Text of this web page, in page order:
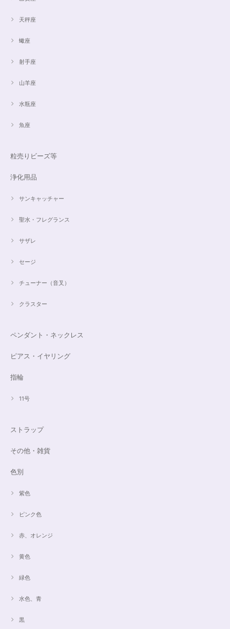
天秤座
蠍座
射手座
山羊座
水瓶座
魚座
粒売りビーズ等
浄化用品
サンキャッチャー
聖水・フレグランス
サザレ
セージ
チューナー（音叉）
クラスター
ペンダント・ネックレス
ピアス・イヤリング
指輪
11号
ストラップ
その他・雑貨
色別
紫色
ピンク色
赤、オレンジ
黄色
緑色
水色、青
黒